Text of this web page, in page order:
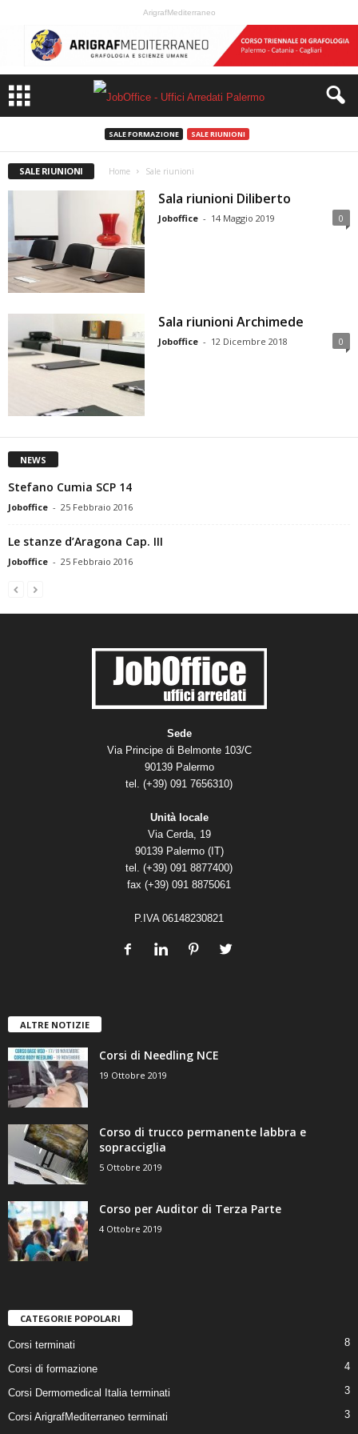
ArigrafMediterraneo
SALE FORMAZIONE SALE RIUNIONI
SALE RIUNIONI Home Sale riunioni
Sala riunioni Diliberto
Joboffice - 14 Maggio 2019 0
Sala riunioni Archimede
Joboffice - 12 Dicembre 2018 0
NEWS
Stefano Cumia SCP 14
Joboffice - 25 Febbraio 2016
Le stanze d’Aragona Cap. III
Joboffice - 25 Febbraio 2016
Sede
Via Principe di Belmonte 103/C
90139 Palermo
tel. (+39) 091 7656310)
Unità locale
Via Cerda, 19
90139 Palermo (IT)
tel. (+39) 091 8877400)
fax (+39) 091 8875061
P.IVA 06148230821
ALTRE NOTIZIE
Corsi di Needling NCE
19 Ottobre 2019
Corso di trucco permanente labbra e
sopracciglia
5 Ottobre 2019
Corso per Auditor di Terza Parte
4 Ottobre 2019
CATEGORIE POPOLARI
Corsi terminati 8
Corsi di formazione 4
Corsi Dermomedical Italia terminati 3
Corsi ArigrafMediterraneo terminati
3